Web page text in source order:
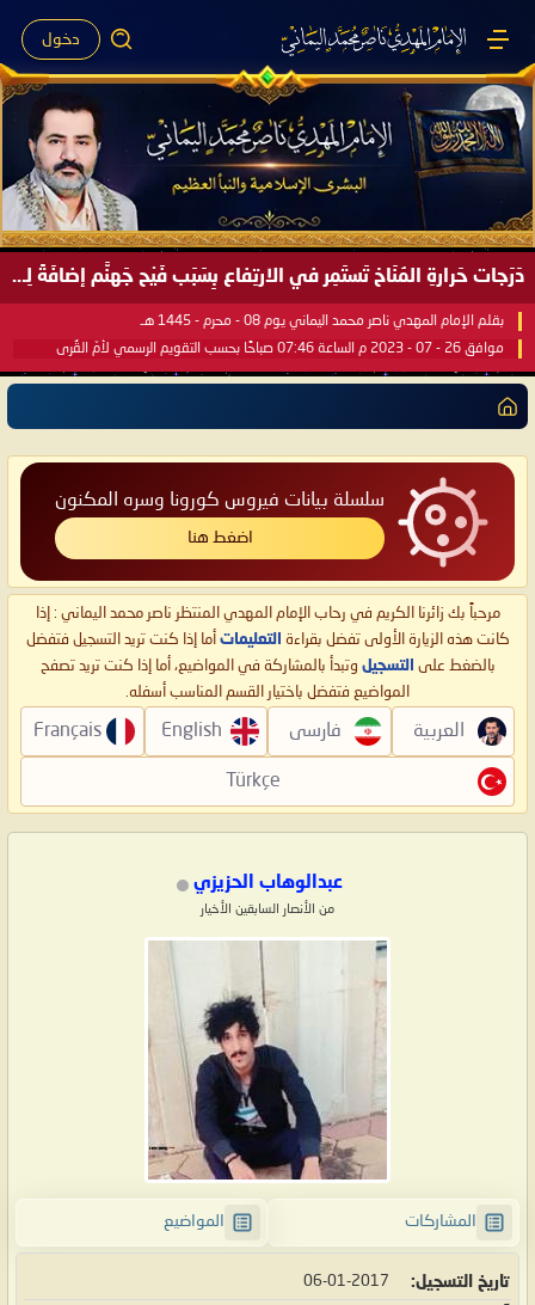
دخول
دَرَجات حَرارةِ المُنَاخ تَستَمِر في الارتِفاع بِسَبَب فَيْح جَهنَّم إضافَةً لِحرارةِ الشَّمس في مُحكَم القُرآن العَظيم ..
بقلم الإمام المهدي ناصر محمد اليماني يوم 08 - محرم - 1445 هـ
موافق 26 - 07 - 2023 م الساعة 07:46 صباحًا بحسب التقويم الرسمي لأمّ القُرى
سلسلة بيانات فيروس كورونا وسره المكنون
اضغط هنا
مرحباً بك زائرنا الكريم في رحاب الإمام المهدي المنتظر ناصر محمد اليماني : إذا
كانت هذه الزيارة الأولى تفضل بقراءة التعليمات أما إذا كنت تريد التسجيل فتفضل
بالضغط على التسجيل وتبدأ بالمشاركة في المواضيع، أما إذا كنت تريد تصفح
المواضيع فتفضل باختيار القسم المناسب أسفله.
العربية فارسی English
Français
Türkçe
عبدالوهاب الحزيزي
من الأنصار السابقين الأخيار
المشاركات المواضيع
تاريخ التسجيل 06-01-2017